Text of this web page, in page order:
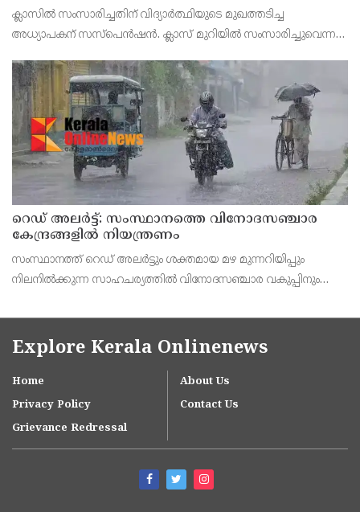
ക്ലാസിൽ സംസാരിച്ചതിന് വിദ്യാര്‍ത്ഥിയുടെ മുഖത്തടിച്ച
അധ്യാപകന് സസ്പെൻഷൻ. ക്ലാസ് മുറിയില്‍ സംസാരിച്ചുവെന്ന
മുഖത്തടിച്ചെന്നാണ് പരാതി .
റെഡ് അലർട്ട്: സംസ്ഥാനത്തെ വിനോദസഞ്ചാര
കേന്ദ്രങ്ങളിൽ നിയന്ത്രണം
സംസ്ഥാനത്ത് റെഡ് അലർട്ടും ശക്തമായ മഴ മുന്നറിയിപ്പും
നിലനിൽക്കുന്ന സാഹചര്യത്തിൽ വിനോദസഞ്ചാര വകുപ്പിനും
ജാഗ്രതാ നിർദേശം സംസ്ഥാന ദുരന്ത നിവാരണ അതോറിറ
Explore Kerala Onlinenews
Home
About Us
Privacy Policy
Contact Us
Grievance Redressal